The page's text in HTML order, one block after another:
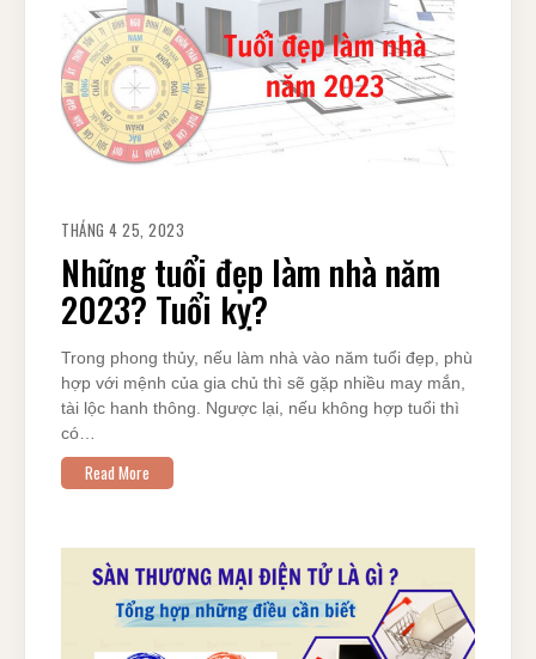
THÁNG 4 25, 2023
Những tuổi đẹp làm nhà năm
2023? Tuổi kỵ?
Trong phong thủy, nếu làm nhà vào năm tuổi đẹp, phù
hợp với mệnh của gia chủ thì sẽ gặp nhiều may mắn,
tài lộc hanh thông. Ngược lại, nếu không hợp tuổi thì
có…
Read More